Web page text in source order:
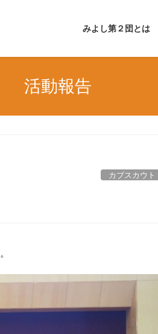
みよし第２団とは
活動報告
カブスカウト